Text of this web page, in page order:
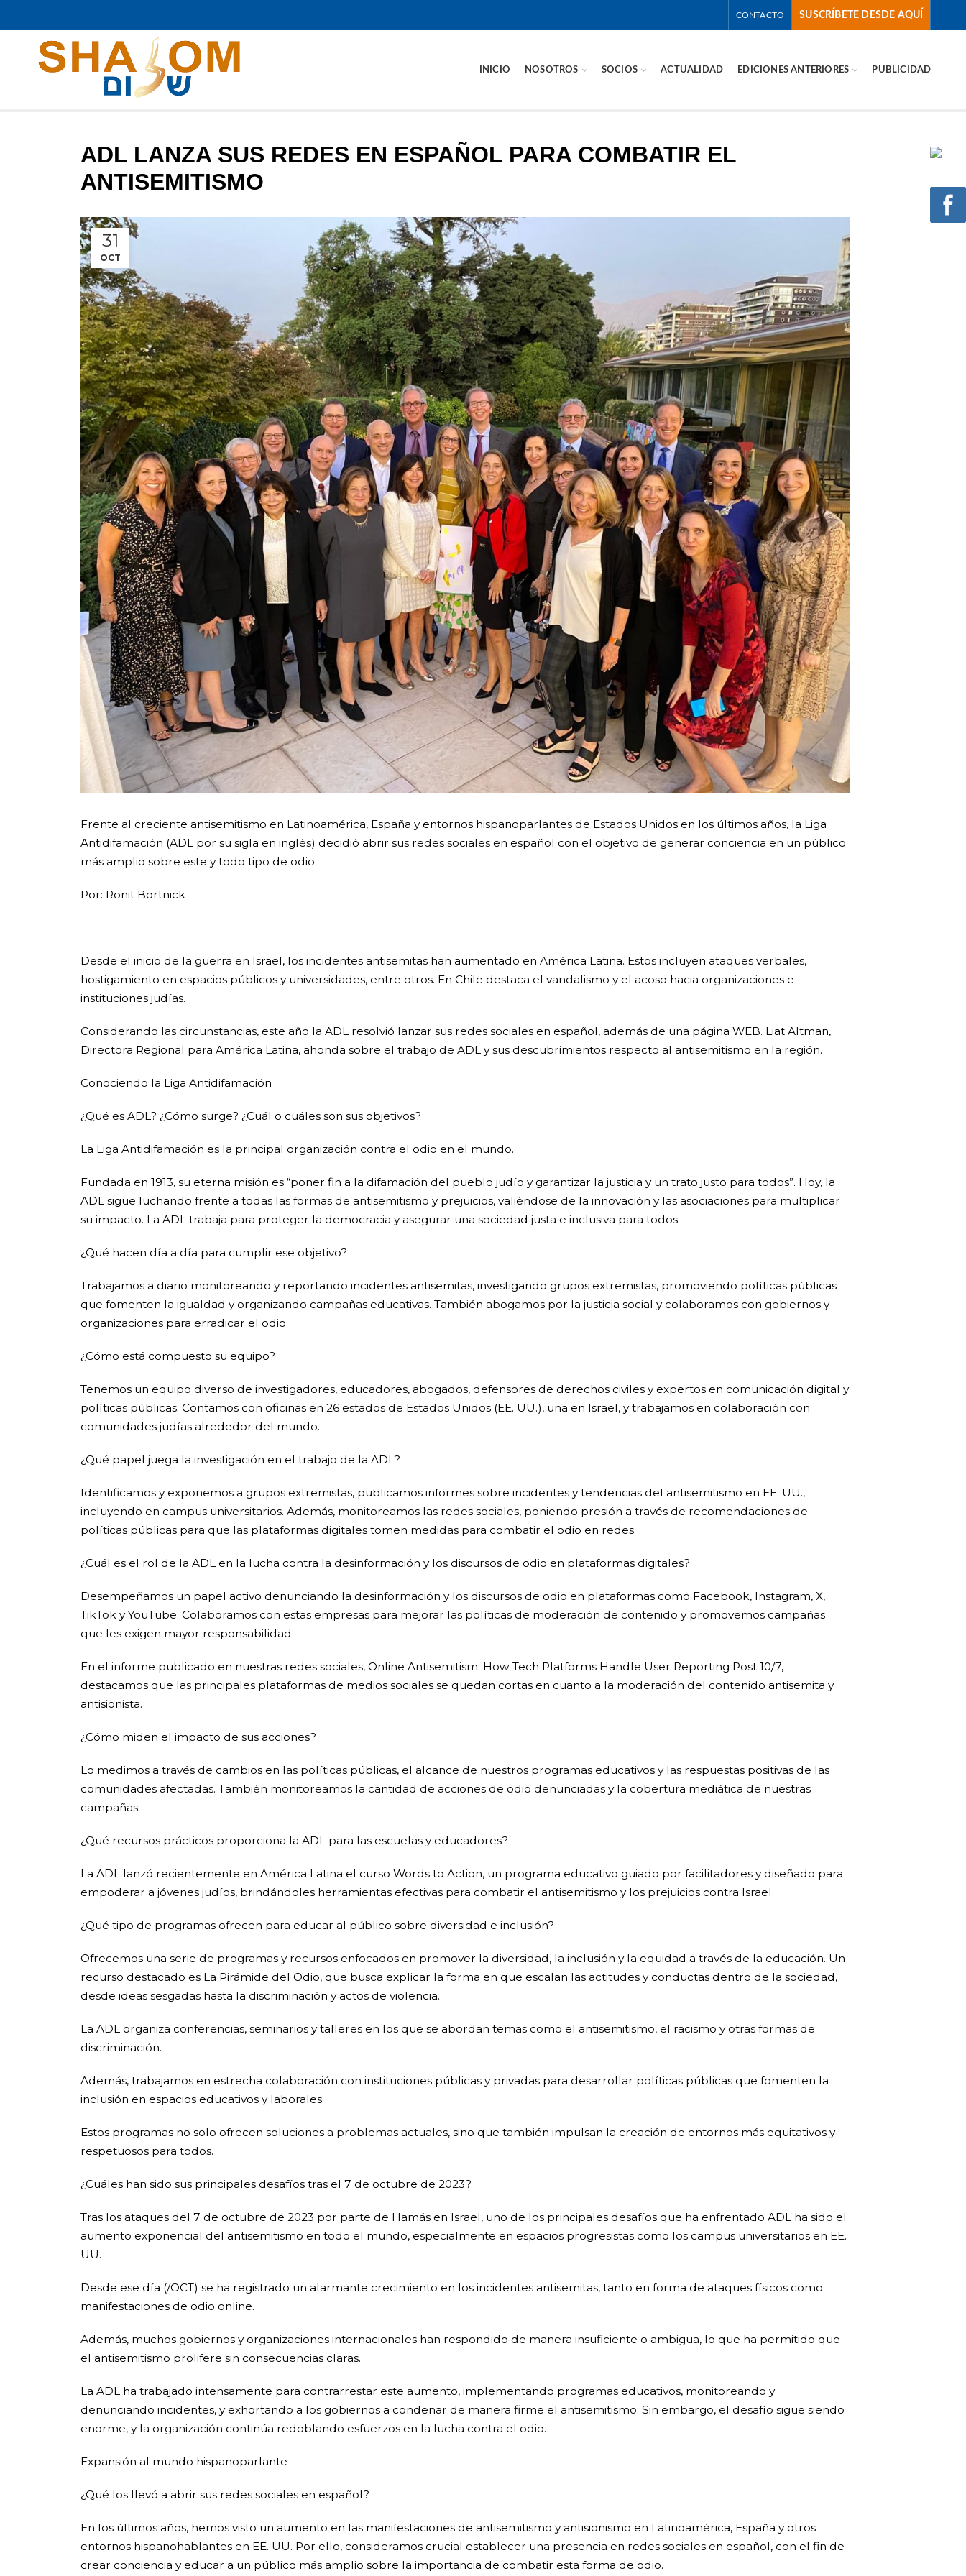
CONTACTO SUSCRÍBETE DESDE AQUÍ
INICIO NOSOTROS SOCIOS ACTUALIDAD EDICIONES ANTERIORES PUBLICIDAD
ADL LANZA SUS REDES EN ESPAÑOL PARA COMBATIR EL
ANTISEMITISMO
31
OCT
Frente al creciente antisemitismo en Latinoamérica, España y entornos hispanoparlantes de Estados Unidos en los últimos años, la Liga
Antidifamación (ADL por su sigla en inglés) decidió abrir sus redes sociales en español con el objetivo de generar conciencia en un público
más amplio sobre este y todo tipo de odio.
Por: Ronit Bortnick
Desde el inicio de la guerra en Israel, los incidentes antisemitas han aumentado en América Latina. Estos incluyen ataques verbales,
hostigamiento en espacios públicos y universidades, entre otros. En Chile destaca el vandalismo y el acoso hacia organizaciones e
instituciones judías.
Considerando las circunstancias, este año la ADL resolvió lanzar sus redes sociales en español, además de una página WEB. Liat Altman,
Directora Regional para América Latina, ahonda sobre el trabajo de ADL y sus descubrimientos respecto al antisemitismo en la región.
Conociendo la Liga Antidifamación
¿Qué es ADL? ¿Cómo surge? ¿Cuál o cuáles son sus objetivos?
La Liga Antidifamación es la principal organización contra el odio en el mundo.
Fundada en 1913, su eterna misión es “poner fin a la difamación del pueblo judío y garantizar la justicia y un trato justo para todos”. Hoy, la
ADL sigue luchando frente a todas las formas de antisemitismo y prejuicios, valiéndose de la innovación y las asociaciones para multiplicar
su impacto. La ADL trabaja para proteger la democracia y asegurar una sociedad justa e inclusiva para todos.
¿Qué hacen día a día para cumplir ese objetivo?
Trabajamos a diario monitoreando y reportando incidentes antisemitas, investigando grupos extremistas, promoviendo políticas públicas
que fomenten la igualdad y organizando campañas educativas. También abogamos por la justicia social y colaboramos con gobiernos y
organizaciones para erradicar el odio.
¿Cómo está compuesto su equipo?
Tenemos un equipo diverso de investigadores, educadores, abogados, defensores de derechos civiles y expertos en comunicación digital y
políticas públicas. Contamos con oficinas en 26 estados de Estados Unidos (EE. UU.), una en Israel, y trabajamos en colaboración con
comunidades judías alrededor del mundo.
¿Qué papel juega la investigación en el trabajo de la ADL?
Identificamos y exponemos a grupos extremistas, publicamos informes sobre incidentes y tendencias del antisemitismo en EE. UU.,
incluyendo en campus universitarios. Además, monitoreamos las redes sociales, poniendo presión a través de recomendaciones de
políticas públicas para que las plataformas digitales tomen medidas para combatir el odio en redes.
¿Cuál es el rol de la ADL en la lucha contra la desinformación y los discursos de odio en plataformas digitales?
Desempeñamos un papel activo denunciando la desinformación y los discursos de odio en plataformas como Facebook, Instagram, X,
TikTok y YouTube. Colaboramos con estas empresas para mejorar las políticas de moderación de contenido y promovemos campañas
que les exigen mayor responsabilidad.
En el informe publicado en nuestras redes sociales, Online Antisemitism: How Tech Platforms Handle User Reporting Post 10/7,
destacamos que las principales plataformas de medios sociales se quedan cortas en cuanto a la moderación del contenido antisemita y
antisionista.
¿Cómo miden el impacto de sus acciones?
Lo medimos a través de cambios en las políticas públicas, el alcance de nuestros programas educativos y las respuestas positivas de las
comunidades afectadas. También monitoreamos la cantidad de acciones de odio denunciadas y la cobertura mediática de nuestras
campañas.
¿Qué recursos prácticos proporciona la ADL para las escuelas y educadores?
La ADL lanzó recientemente en América Latina el curso Words to Action, un programa educativo guiado por facilitadores y diseñado para
empoderar a jóvenes judíos, brindándoles herramientas efectivas para combatir el antisemitismo y los prejuicios contra Israel.
¿Qué tipo de programas ofrecen para educar al público sobre diversidad e inclusión?
Ofrecemos una serie de programas y recursos enfocados en promover la diversidad, la inclusión y la equidad a través de la educación. Un
recurso destacado es La Pirámide del Odio, que busca explicar la forma en que escalan las actitudes y conductas dentro de la sociedad,
desde ideas sesgadas hasta la discriminación y actos de violencia.
La ADL organiza conferencias, seminarios y talleres en los que se abordan temas como el antisemitismo, el racismo y otras formas de
discriminación.
Además, trabajamos en estrecha colaboración con instituciones públicas y privadas para desarrollar políticas públicas que fomenten la
inclusión en espacios educativos y laborales.
Estos programas no solo ofrecen soluciones a problemas actuales, sino que también impulsan la creación de entornos más equitativos y
respetuosos para todos.
¿Cuáles han sido sus principales desafíos tras el 7 de octubre de 2023?
Tras los ataques del 7 de octubre de 2023 por parte de Hamás en Israel, uno de los principales desafíos que ha enfrentado ADL ha sido el
aumento exponencial del antisemitismo en todo el mundo, especialmente en espacios progresistas como los campus universitarios en EE.
UU.
Desde ese día (/OCT) se ha registrado un alarmante crecimiento en los incidentes antisemitas, tanto en forma de ataques físicos como
manifestaciones de odio online.
Además, muchos gobiernos y organizaciones internacionales han respondido de manera insuficiente o ambigua, lo que ha permitido que
el antisemitismo prolifere sin consecuencias claras.
La ADL ha trabajado intensamente para contrarrestar este aumento, implementando programas educativos, monitoreando y
denunciando incidentes, y exhortando a los gobiernos a condenar de manera firme el antisemitismo. Sin embargo, el desafío sigue siendo
enorme, y la organización continúa redoblando esfuerzos en la lucha contra el odio.
Expansión al mundo hispanoparlante
¿Qué los llevó a abrir sus redes sociales en español?
En los últimos años, hemos visto un aumento en las manifestaciones de antisemitismo y antisionismo en Latinoamérica, España y otros
entornos hispanohablantes en EE. UU. Por ello, consideramos crucial establecer una presencia en redes sociales en español, con el fin de
crear conciencia y educar a un público más amplio sobre la importancia de combatir esta forma de odio.